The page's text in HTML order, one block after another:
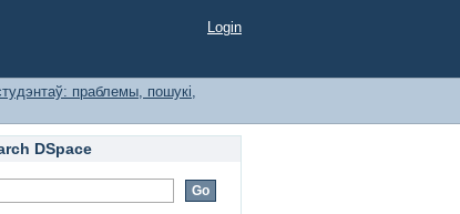
Login
праблемы, пошукі,
DSpace